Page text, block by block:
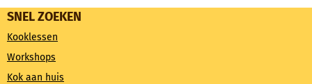
SNEL ZOEKEN
Kooklessen
Workshops
Kok aan huis